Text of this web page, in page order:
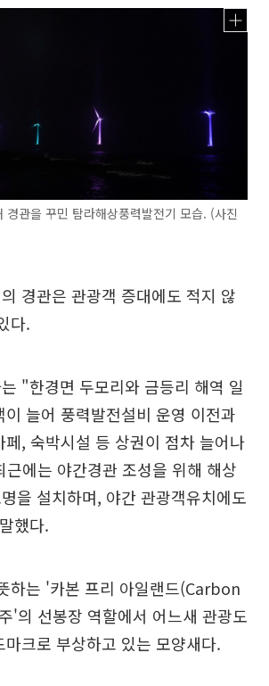
관을 꾸민 탐라해상풍력발전기 모습. (사진
경관은 관광객 증대에도 적지 않
다.
"한경면 두모리와 금등리 해역 일
늘어 풍력발전설비 운영 이전과
페, 숙박시설 등 상권이 점차 늘어나
에는 야간경관 조성을 위해 해상
을 설치하며, 야간 관광객유치에도
했다.
하는 '카본 프리 아일랜드(Carbon
'의 선봉장 역할에서 어느새 관광도
크로 부상하고 있는 모양새다.